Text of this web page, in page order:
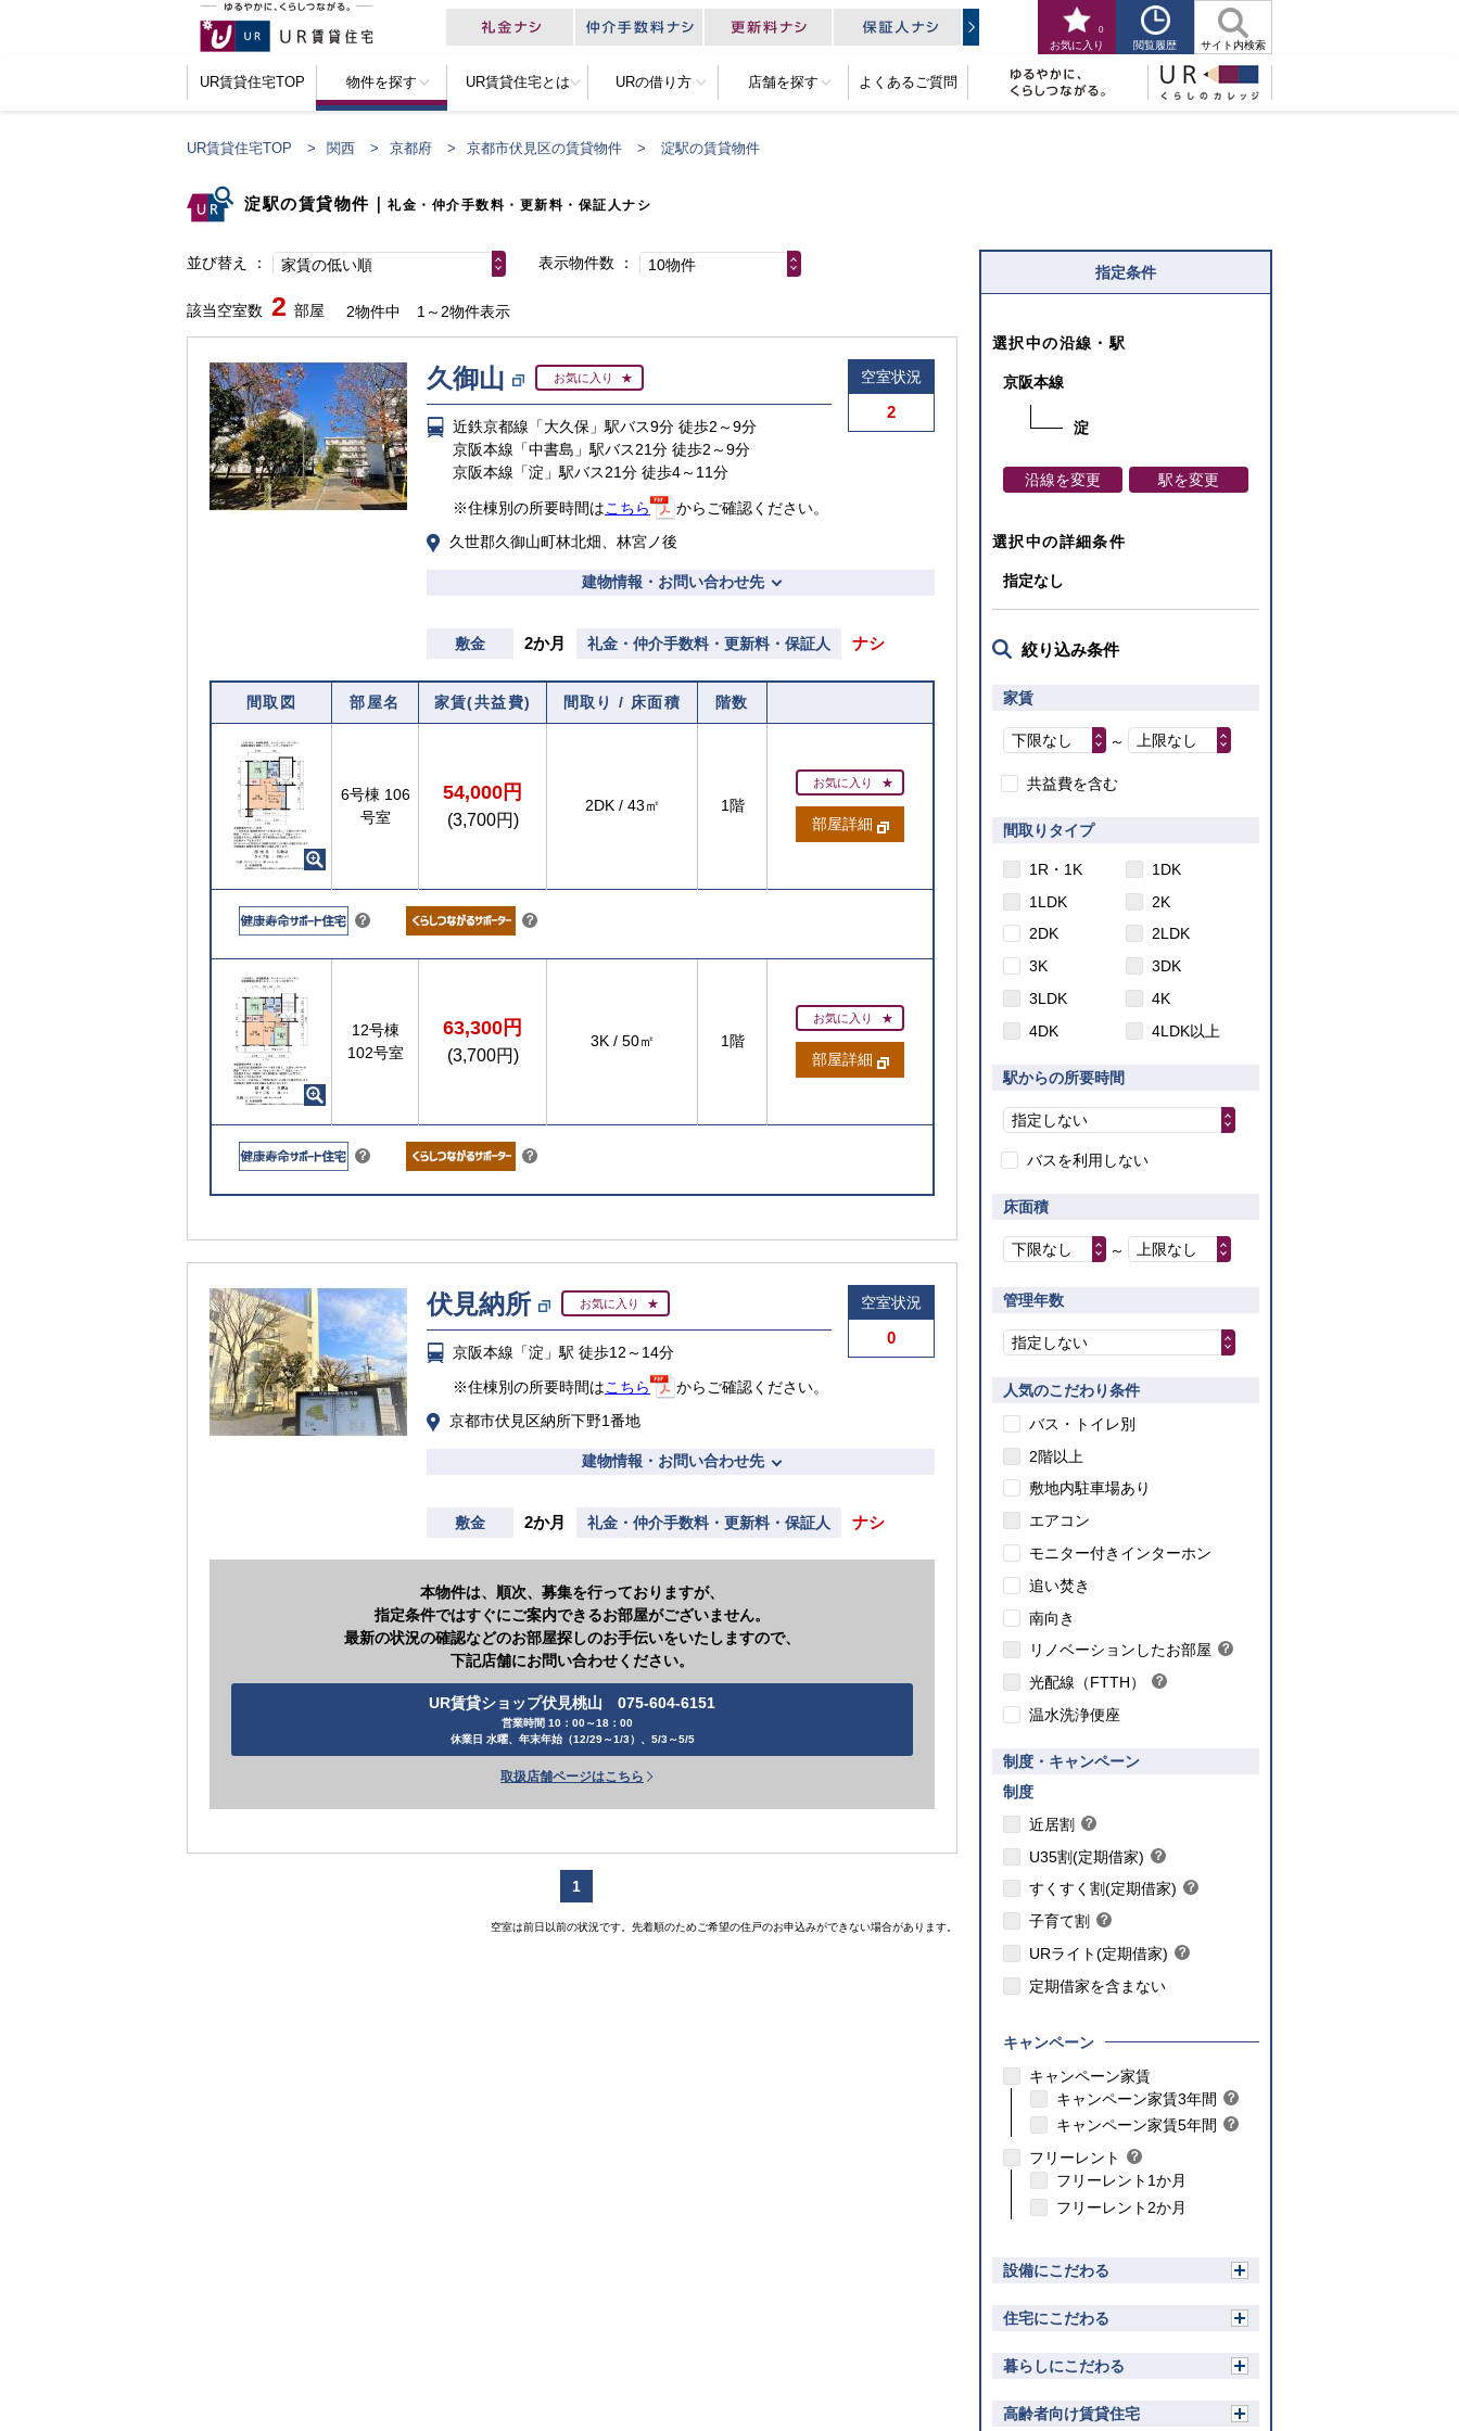
お気に入り
0
閲覧履歴 サイト内検索
UR賃貸住宅TOP 物件を探す UR賃貸住宅とは URの借り方 店舗を探す よくあるご質問
UR賃貸住宅TOP 関西 京都府 京都市伏見区の賃貸物件 淀駅の賃貸物件
淀駅の賃貸物件 ｜礼金・仲介手数料・更新料・保証人ナシ
並び替え 家賃の低い順 表示物件数 10物件
該当空室数 2 部屋 2物件中 1～2物件表示
久御山 お気に入り
近鉄京都線「大久保」駅バス9分 徒歩2～9分
京阪本線「中書島」駅バス21分 徒歩2～9分
京阪本線「淀」駅バス21分 徒歩4～11分
※住棟別の所要時間はこちら
からご確認ください。
久世郡久御山町林北畑、林宮ノ後
空室状況
2
建物情報・お問い合わせ先
敷金 2か月 礼金・仲介手数料・更新料・保証人 ナシ
間取図 部屋名 家賃(共益費) 間取り / 床面積 階数
6号棟 106
号室
54,000円
(3,700円)
2DK / 43㎡ 1階
お気に入り
部屋詳細
？
ン
【ご入居要件あり】
入居資格には年齢や所得等の制限があ
ります
こちら
？
こちら
12号棟
102号室
63,300円
(3,700円)
3K / 50㎡ 1階
お気に入り
部屋詳細
？
ン
【ご入居要件あり】
入居資格には年齢や所得等の制限があ
ります
こちら
？
こちら
伏見納所 お気に入り
京阪本線「淀」駅 徒歩12～14分
※住棟別の所要時間はこちら
からご確認ください。
京都市伏見区納所下野1番地
空室状況
0
建物情報・お問い合わせ先
敷金 2か月 礼金・仲介手数料・更新料・保証人 ナシ
本物件は、順次、募集を行っておりますが、
指定条件ではすぐにご案内できるお部屋がございません。
最新の状況の確認などのお部屋探しのお手伝いをいたしますので、
下記店舗にお問い合わせください。
UR賃貸ショップ伏見桃山 075-604-6151
営業時間 10：00～18：00
休業日 水曜、年末年始（12/29～1/3）、5/3～5/5
取扱店舗ページはこちら
1
空室は前日以前の状況です。先着順のためご希望の住戸のお申込みができない場合があります。
指定条件
選択中の沿線・駅
京阪本線
淀
沿線を変更 駅を変更
選択中の詳細条件
指定なし
絞り込み条件
家賃
下限なし ～ 上限なし
共益費を含む
間取りタイプ
1R・1K
1DK
1LDK
2K
2DK
2LDK
3K
3DK
3LDK
4K
4DK
4LDK以上
駅からの所要時間
指定しない
バスを利用しない
床面積
下限なし ～ 上限なし
管理年数
指定しない
人気のこだわり条件
バス・トイレ別
2階以上
敷地内駐車場あり
エアコン
モニター付きインターホン
追い焚き
南向き
リノベーションしたお部屋 ？
光配線（FTTH） ？
賃貸住宅のインターネット対応について
温水洗浄便座
制度・キャンペーン
制度
近居割
？
ン
ト
こちら
U35割(定期借家) ？
ン
【ご入居要件あり】35歳以下の方限定
こちら
すくすく割(定期借家) ？
ト
【ご入居要件あり】満18歳未満のお子様を
扶養、もしくはご妊娠されている方限定
こちら
子育て割 ？
ン
ト
【ご入居要件あり】子育て世帯や新婚世帯
こちら
URライト(定期借家) ？
こちら
定期借家を含まない
キャンペーン
キャンペーン家賃
キャンペーン家賃3年間 ？
ヒ
キャンペーン家賃5年間 ？
こちら
フリーレント ？
ヒ
ト
こちら
フリーレント1か月
フリーレント2か月
設備にこだわる
く住宅にこだわる
く暮らしにこだわる
く高齢者向け賃貸住宅